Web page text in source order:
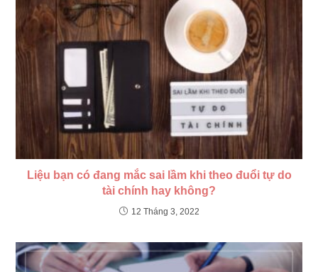
Liệu bạn có đang mắc sai lầm khi theo đuổi tự do
tài chính hay không?
12 Tháng 3, 2022